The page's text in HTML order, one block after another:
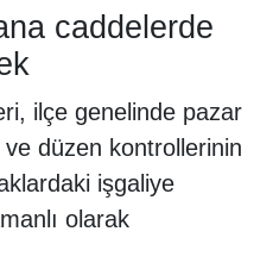
caddelerde
ilçe genelinde pazar
düzen kontrollerinin
işgaliye
olarak